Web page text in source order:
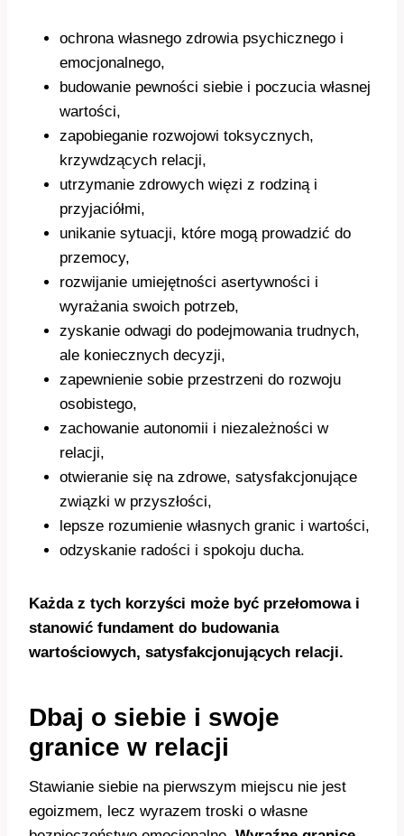
ochrona własnego zdrowia psychicznego i
emocjonalnego,
budowanie pewności siebie i poczucia własnej
wartości,
zapobieganie rozwojowi toksycznych,
krzywdzących relacji,
utrzymanie zdrowych więzi z rodziną i
przyjaciółmi,
unikanie sytuacji, które mogą prowadzić do
przemocy,
rozwijanie umiejętności asertywności i
wyrażania swoich potrzeb,
zyskanie odwagi do podejmowania trudnych,
ale koniecznych decyzji,
zapewnienie sobie przestrzeni do rozwoju
osobistego,
zachowanie autonomii i niezależności w
relacji,
otwieranie się na zdrowe, satysfakcjonujące
związki w przyszłości,
lepsze rozumienie własnych granic i wartości,
odzyskanie radości i spokoju ducha.
Każda z tych korzyści może być przełomowa i
stanowić fundament do budowania
wartościowych, satysfakcjonujących relacji.
Dbaj o siebie i swoje
granice w relacji
Stawianie siebie na pierwszym miejscu nie jest
egoizmem, lecz wyrazem troski o własne